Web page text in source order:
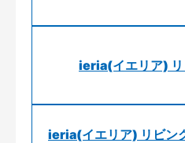
ieria(イエリア) リ
ieria(イエリア) リビン